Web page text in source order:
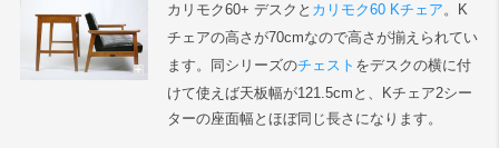
カリモク60+ デスクと カリモク60 Kチェア。K
チェアの高さが70cmなので高さが揃えられてい
ます。同シリーズのチェスト をデスクの横に付
けて使えば天板幅が121.5cmと、Kチェア2シー
ターの座面幅とほぼ同じ長さになります。